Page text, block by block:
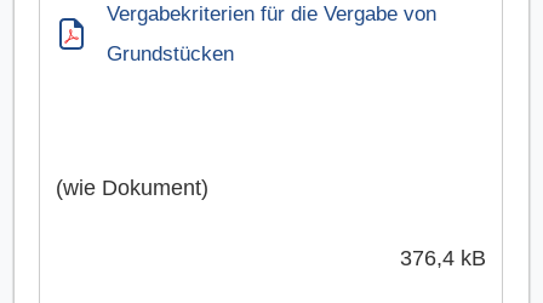
Vergabekriterien für die Vergabe von
Grundstücken
(wie Dokument)
376,4 kB